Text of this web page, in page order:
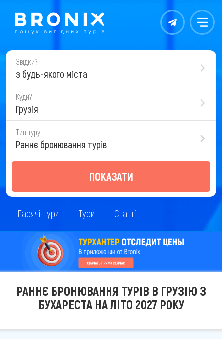
Контакты Меню
Звідки?
з будь-якого міста
Куди?
Грузія
Тип туру
Раннє бронювання турів
ПОКАЗАТИ
Гарячі тури Тури Статті
РАННЄ БРОНЮВАННЯ ТУРІВ В ГРУЗІЮ З
БУХАРЕСТА НА ЛІТО 2027 РОКУ